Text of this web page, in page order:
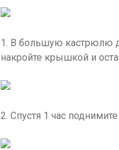
1. В большую кастрюлю
накройте крышкой и
2. Спустя 1 час